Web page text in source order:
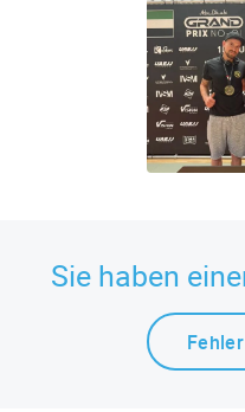
Sie haben